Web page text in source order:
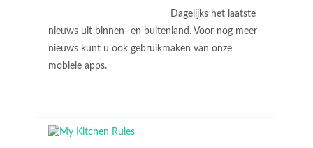
Dagelijks het laatste
nieuws uit binnen- en buitenland. Voor nog meer
nieuws kunt u ook gebruikmaken van onze
mobiele apps.